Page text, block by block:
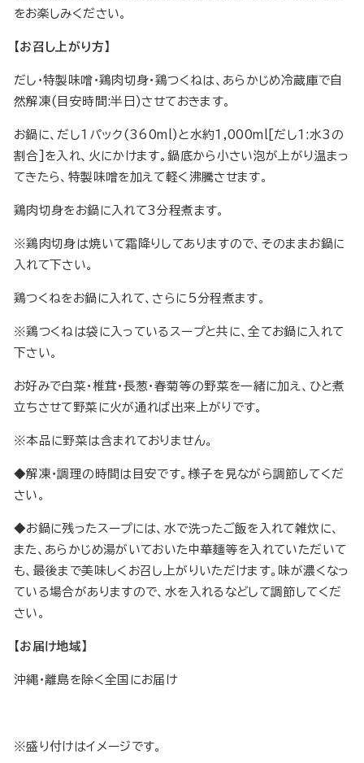
をお楽しみください。
【お召し上がり方】
だし・特製味噌・鶏肉切身・鶏つくねは、あらかじめ冷蔵庫で自
然解凍(目安時間:半日)させておきます。
お鍋に、だし1パック(360ml)と水約1,000ml[だし1:水3の
割合]を入れ、火にかけます。鍋底から小さい泡が上がり温まっ
てきたら、特製味噌を加えて軽く沸騰させます。
鶏肉切身をお鍋に入れて3分程煮ます。
※鶏肉切身は焼いて霜降りしてありますので、そのままお鍋に
入れて下さい。
鶏つくねをお鍋に入れて、さらに5分程煮ます。
※鶏つくねは袋に入っているスープと共に、全てお鍋に入れて
下さい。
お好みで白菜・椎茸・長葱・春菊等の野菜を一緒に加え、ひと煮
立ちさせて野菜に火が通れば出来上がりです。
※本品に野菜は含まれておりません。
◆解凍・調理の時間は目安です。様子を見ながら調節してくだ
さい。
◆お鍋に残ったスープには、水で洗ったご飯を入れて雑炊に、
また、あらかじめ湯がいておいた中華麺等を入れていただいて
も、最後まで美味しくお召し上がりいただけます。味が濃くなっ
ている場合がありますので、水を入れるなどして調節してくだ
さい。
【お届け地域】
沖縄・離島を除く全国にお届け
※盛り付けはイメージです。